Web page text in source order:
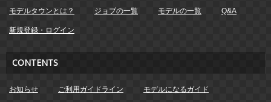
モデルタウンとは？ ジョブの一覧 モデルの一覧 Q&A
新規登録・ログイン
CONTENTS
お知らせ ご利用ガイドライン モデルになるガイド